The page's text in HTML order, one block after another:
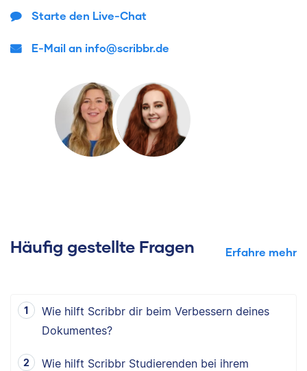
Starte den Live-Chat
E-Mail an info@scribbr.de
Häufig gestellte Fragen Erfahre mehr
Wie hilft Scribbr dir beim Verbessern deines
Dokumentes?
Wie hilft Scribbr Studierenden bei ihrem